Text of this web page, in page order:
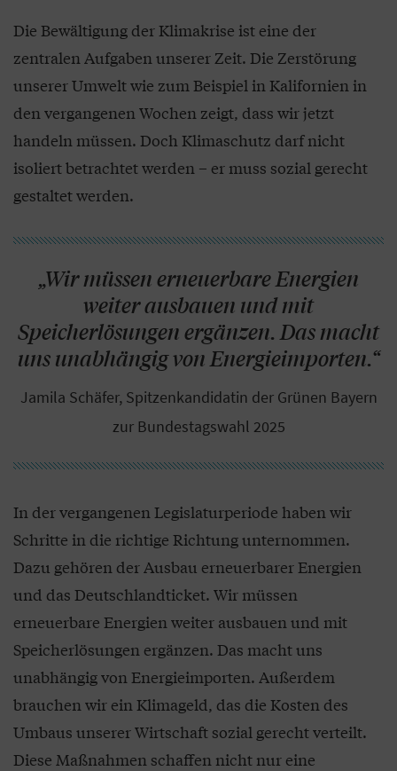
Die Bewältigung der Klimakrise ist eine der
zentralen Aufgaben unserer Zeit. Die Zerstörung
unserer Umwelt wie zum Beispiel in Kalifornien in
den vergangenen Wochen zeigt, dass wir jetzt
handeln müssen. Doch Klimaschutz darf nicht
isoliert betrachtet werden – er muss sozial gerecht
gestaltet werden.
„Wir müssen erneuerbare Energien
weiter ausbauen und mit
Speicherlösungen ergänzen. Das macht
uns unabhängig von Energieimporten.“
Jamila Schäfer, Spitzenkandidatin der Grünen Bayern
zur Bundestagswahl 2025
In der vergangenen Legislaturperiode haben wir
Schritte in die richtige Richtung unternommen.
Dazu gehören der Ausbau erneuerbarer Energien
und das Deutschlandticket. Wir müssen
erneuerbare Energien weiter ausbauen und mit
Speicherlösungen ergänzen. Das macht uns
unabhängig von Energieimporten. Außerdem
brauchen wir ein Klimageld, das die Kosten des
Umbaus unserer Wirtschaft sozial gerecht verteilt.
Diese Maßnahmen schaffen nicht nur eine